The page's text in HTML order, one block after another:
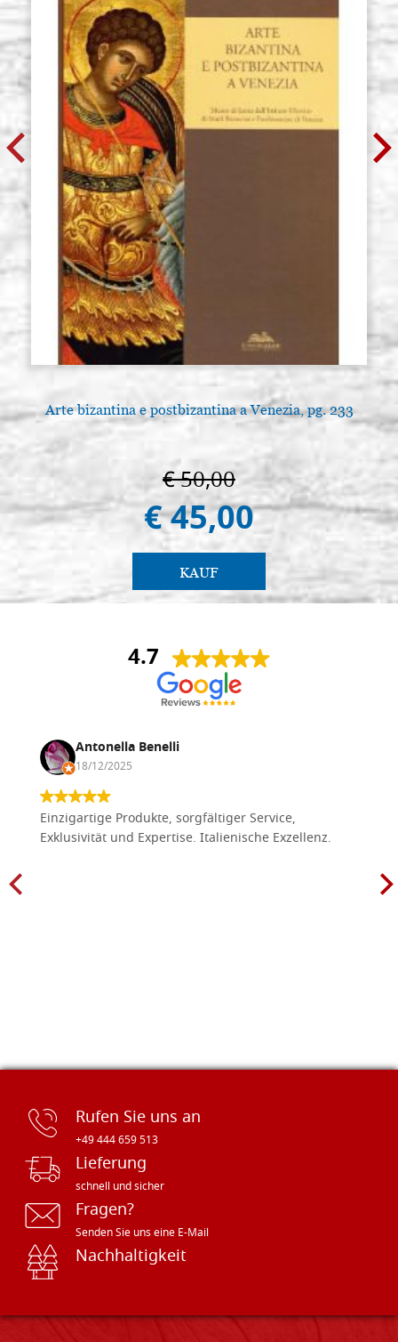
Arte bizantina e postbizantina a Venezia, pg. 233
€ 50,00
€ 45,00
KAUF
4.7
Antonella Benelli
18/12/2025
Einzigartige Produkte, sorgfältiger Service,
Exklusivität und Expertise. Italienische Exzellenz.
Rufen Sie uns an
+49 444 659 513
Lieferung
schnell und sicher
Fragen?
Senden Sie uns eine E-Mail
Nachhaltigkeit